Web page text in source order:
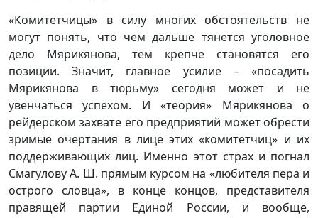
«Комитетчицы» в силу многих обстоятельств не
могут понять, что чем дальше тянется уголовное
дело Мярикянова, тем крепче становятся его
позиции. Значит, главное усилие – «посадить
Мярикянова в тюрьму» сегодня может и не
увенчаться успехом. И «теория» Мярикянова о
рейдерском захвате его предприятий может обрести
зримые очертания в лице этих «комитетчиц» и их
поддерживающих лиц. Именно этот страх и погнал
Смагулову А. Ш. прямым курсом на «любителя пера и
острого словца», в конце концов, представителя
правящей партии Единой России, и вообще,